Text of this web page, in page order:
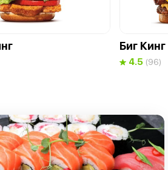
Биг Кинг
4.5 (96)